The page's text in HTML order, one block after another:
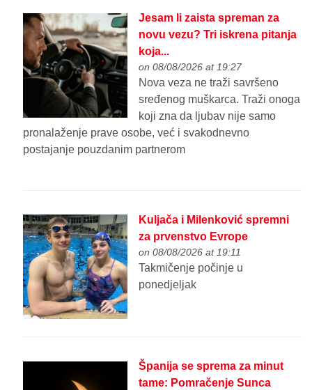
Jesam li zaista spreman za
novu vezu? Tri iskrena pitanja
koja...
on 08/08/2026 at 19:27
Nova veza ne traži savršeno
sređenog muškarca. Traži onoga
koji zna da ljubav nije samo
pronalaženje prave osobe, već i svakodnevno
postajanje pouzdanim partnerom
Kuljača i Milenković spremni
za prvenstvo Evrope
on 08/08/2026 at 19:11
Takmičenje počinje u
ponedjeljak
Španija se sprema za minut
tame: Pomračenje Sunca